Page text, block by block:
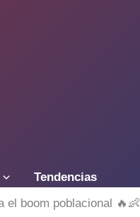
Tendencias
el boom poblacional 🔥👶